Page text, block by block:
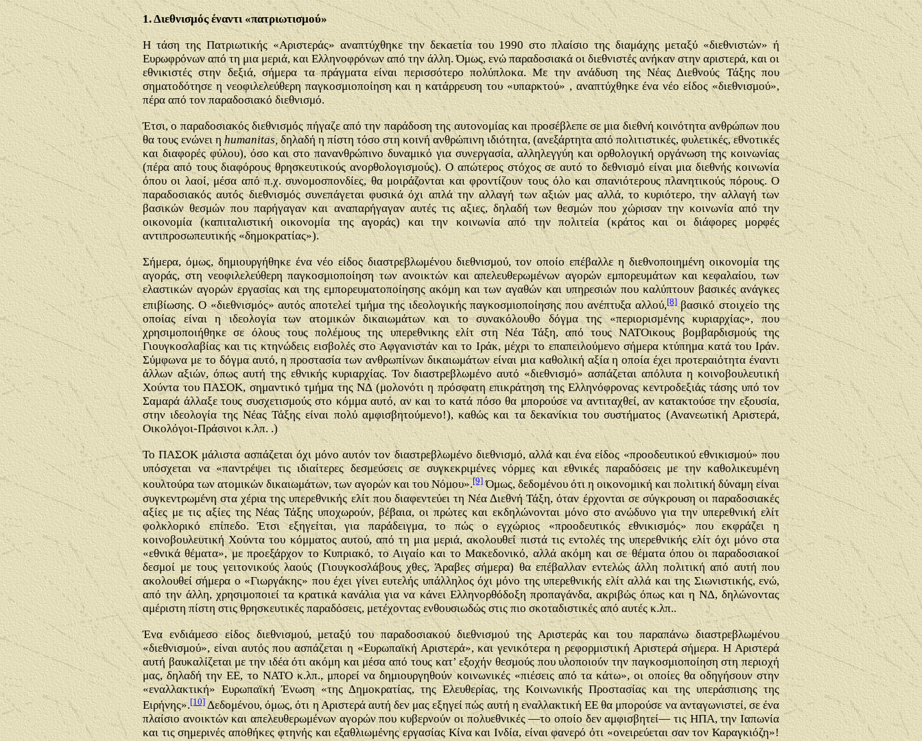
1. Διεθνισμός έναντι «πατριωτισμού»
Η τάση της Πατριωτικής «Αριστεράς» αναπτύχθηκε την δεκαετία του 1990 στο πλαίσιο της διαμάχης μεταξύ «διεθνιστών» ή
Ευρωφρόνων από τη μια μεριά, και Ελληνοφρόνων από την άλλη. Όμως, ενώ παραδοσιακά οι διεθνιστές ανήκαν στην αριστερά, και οι
εθνικιστές στην δεξιά, σήμερα τα πράγματα είναι περισσότερο πολύπλοκα. Με την ανάδυση της Νέας Διεθνούς Τάξης που
σηματοδότησε η νεοφιλελεύθερη παγκοσμιοποίηση και η κατάρρευση του «υπαρκτού» , αναπτύχθηκε ένα νέο είδος «διεθνισμού»,
πέρα από τον παραδοσιακό διεθνισμό.
Έτσι, ο παραδοσιακός διεθνισμός πήγαζεαπό την παράδοση της αυτονομίας και προσέβλεπε σε μια διεθνή κοινότητα ανθρώπων που
θα τους ενώνει ηhumanitas,δηλαδή η πίστη τόσο στη κοινή ανθρώπινη ιδιότητα, (ανεξάρτητα από πολιτιστικές, φυλετικές, εθνοτικές
και διαφορές φύλου), όσο και στο πανανθρώπινο δυναμικό για συνεργασία, αλληλεγγύη και ορθολογική οργάνωση της κοινωνίας
(πέρα από τους διαφόρους θρησκευτικούς ανορθολογισμούς). Ο απώτερος στόχος σε αυτό το δεθνισμό είναιμια διεθνής κοινωνία
όπου οι λαοί, μέσα από π.χ. συνομοσπονδίες, θα μοιράζονται και φροντίζουν τους όλο και σπανιότερους πλανητικούς πόρους. Ο
παραδοσιακός αυτός διεθνισμός συνεπάγεται φυσικά όχι απλά την αλλαγή των αξιών μας αλλά, το κυριότερο, την αλλαγή των
βασικών θεσμών που παρήγαγαν και αναπαρήγαγαν αυτές τις αξιες, δηλαδή των θεσμών που χώρισαν την κοινωνία από την
οικονομία (καπιταλιστική οικονομία της αγοράς) και την κοινωνία από την πολιτεία (κράτος και οι διάφορες μορφές
αντιπροσωπευτικής «δημοκρατίας»).
Σήμερα, όμως,δημιουργήθηκε ένα νέο είδος διαστρεβλωμένου διεθνισμού, τον οποίο επέβαλλε η διεθνοποιημένη οικονομία της
αγοράς, στη νεοφιλελεύθερη παγκοσμιοποίηση των ανοικτών και απελευθερωμένων αγορών εμπορευμάτων και κεφαλαίου, των
ελαστικών αγορών εργασίας και της εμπορευματοποίησης ακόμη και των αγαθών και υπηρεσιών που καλύπτουν βασικές ανάγκες
επιβίωσης. Ο «διεθνισμός» αυτός αποτελεί τμήμα της ιδεολογικής παγκοσμιοποίησης που ανέπτυξα αλλού,[8]βασικό στοιχείο της
οποίας είναι η ιδεολογία των ατομικών δικαιωμάτων και το συνακόλουθο δόγμα της «περιορισμένης κυριαρχίας», που
χρησιμοποιήθηκε σε όλους τους πολέμους της υπερεθνικης ελίτ στη Νέα Τάξη, από τους ΝΑΤΟικους βομβαρδισμούς της
Γιουγκοσλαβίας και τις κτηνώδεις εισβολές στο Αφγανιστάν και το Ιράκ, μέχρι το επαπειλούμενο σήμερα κτύπημα κατά του Ιράν.
Σύμφωνα με το δόγμα αυτό, η προστασία των ανθρωπίνων δικαιωμάτων είναι μια καθολική αξία η οποία έχει προτεραιότητα έναντι
άλλων αξιών, όπως αυτή της εθνικής κυριαρχίας. Τον διαστρεβλωμένο αυτό «διεθνισμό» ασπάζεται απόλυτα η κοινοβουλευτική
Χούντα του ΠΑΣΟΚ, σημαντικό τμήμα της ΝΔ (μολονότι η πρόσφατη επικράτηση της Ελληνόφρονας κεντροδεξιάς τάσης υπό τον
Σαμαρά άλλαξε τους συσχετισμούς στο κόμμα αυτό, αν και το κατά πόσο θα μπορούσε να αντιταχθεί, αν κατακτούσε την εξουσία,
στην ιδεολογία της Νέας Τάξης είναι πολύ αμφισβητούμενο!), καθώς και τα δεκανίκια του συστήματος (Ανανεωτική Αριστερά,
Οικολόγοι-Πράσινοι κ.λπ. .)
Το ΠΑΣΟΚ μάλιστα ασπάζεται όχι μόνο αυτόν τον διαστρεβλωμένο διεθνισμό, αλλά και ένα είδος «προοδευτικού εθνικισμού» που
υπόσχεται να «παντρέψει τις ιδιαίτερες δεσμεύσεις σε συγκεκριμένες νόρμες και εθνικές παραδόσεις με την καθολικευμένη
κουλτούρα των ατομικών δικαιωμάτων, των αγορών και του Νόμου».[9]Όμως, δεδομένου ότι η οικονομική και πολιτική δύναμη είναι
συγκεντρωμένη στα χέρια της υπερεθνικής ελίτ που διαφεντεύει τη Νέα Διεθνή Τάξη, όταν έρχονται σε σύγκρουση οι παραδοσιακές
αξίες με τις αξίες της Νέας Τάξης υποχωρούν, βέβαια, οι πρώτες και εκδηλώνονται μόνο στο ανώδυνο για την υπερεθνική ελίτ
φολκλορικό επίπεδο. Έτσι εξηγείται, για παράδειγμα, το πώς ο εγχώριος «προοδευτικός εθνικισμός» που εκφράζει η
κοινοβουλευτική Χούντα του κόμματος αυτού, από τη μια μεριά, ακολουθεί πιστά τις εντολές της υπερεθνικής ελίτ όχι μόνο στα
«εθνικά θέματα», με προεξάρχον το Κυπριακό, το Αιγαίο και το Μακεδονικό, αλλά ακόμη και σε θέματα όπου οι παραδοσιακοί
δεσμοί με τους γειτονικούς λαούς (Γιουγκοσλάβους χθες, Άραβες σήμερα) θα επέβαλλαν εντελώς άλλη πολιτική από αυτή που
ακολουθεί σήμερα ο «Γιωργάκης» που έχει γίνει ευτελής υπάλληλος όχι μόνο της υπερεθνικής ελίτ αλλά και της Σιωνιστικής, ενώ,
από την άλλη, χρησιμοποιεί τα κρατικά κανάλια για να κάνει Ελληνορθόδοξη προπαγάνδα, ακριβώς όπως και η ΝΔ, δηλώνοντας
αμέριστη πίστη στις θρησκευτικές παραδόσεις, μετέχοντας ενθουσιωδώς στις πιο σκοταδιστικές από αυτές κ.λπ..
Ένα ενδιάμεσο είδος διεθνισμού, μεταξύ του παραδοσιακού διεθνισμού της Αριστεράς και του παραπάνω διαστρεβλωμένου
«διεθνισμού», είναι αυτός που ασπάζεται η «Ευρωπαϊκή Αριστερά», και γενικότερα η ρεφορμιστική Αριστερά σήμερα. Η Αριστερά
αυτή βαυκαλίζεται με την ιδέα ότι ακόμη και μέσα από τους κατ’ εξοχήν θεσμούς που υλοποιούν την παγκοσμιοποίηση στη περιοχή
μας, δηλαδή την ΕΕ, το ΝΑΤΟ κ.λπ., μπορεί να δημιουργηθούν κοινωνικές «πιέσεις από τα κάτω», οι οποίες θα οδηγήσουν στην
«εναλλακτική» Ευρωπαϊκή Ένωση «της Δημοκρατίας, της Ελευθερίας, της Κοινωνικής Προστασίας και της υπεράσπισης της
Ειρήνης».[10]Δεδομένου, όμως, ότι η Αριστερά αυτή δεν μας εξηγεί πώς αυτή η εναλλακτική ΕΕ θα μπορούσε να ανταγωνιστεί, σε ένα
πλαίσιο ανοικτών και απελευθερωμένων αγορών που κυβερνούν οι πολυεθνικές —το οποίο δεν αμφισβητεί— τις ΗΠΑ, την Ιαπωνία
και τις σημερινές αποθήκες φτηνής και εξαθλιωμένης εργασίας Κίνα και Ινδία, είναι φανερό ότι «ονειρεύεται σαν τον Καραγκιόζη»!